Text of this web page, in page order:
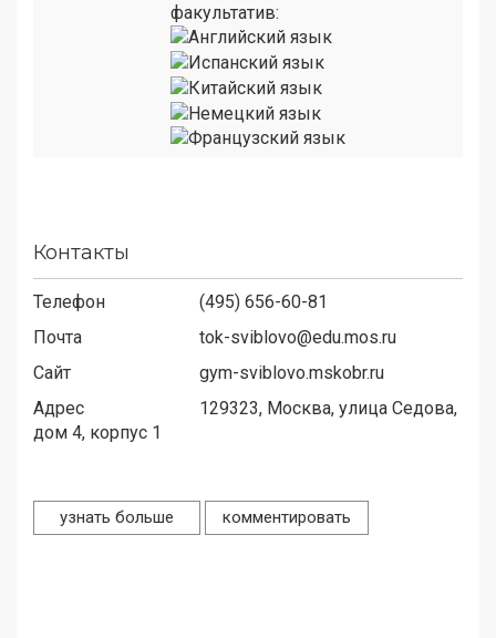
факультатив:
Контакты
Телефон
(495) 656-60-81
Почта
tok-sviblovo@edu.mos.ru
Сайт
gym-sviblovo.mskobr.ru
Адрес
129323, Москва, улица Седова,
дом 4, корпус 1
узнать больше комментировать